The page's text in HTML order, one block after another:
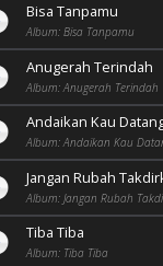
Bisa Tanpamu
Album: Bisa Tanpamu
Anugerah Terindah
Album: Anugerah Terindah
Andaikan Kau
Album: Andaikan Kau
Jangan Rubah
Album: Jangan Rubah
Tiba Tiba
Album: Tiba Tiba